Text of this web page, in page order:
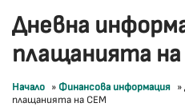
Дневна
плащанията
Начало » Финансова информация »
плащанията на СЕМ